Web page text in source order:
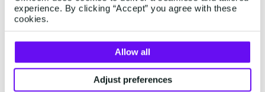
experience. By clicking “Accept” you agree with these
cookies.
Allow all
Adjust preferences
Produkte/Dienstleistungen über eine einzige
Anwendung abwickeln und an Nutzer verkaufen.
WhatsApp Commerce ist die sicherste
Entscheidung, die Ihr Unternehmen heute treffen